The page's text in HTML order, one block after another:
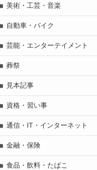
美術・工芸・音楽
自動車・バイク
芸能・エンターテイメント
葬祭
見本記事
資格・習い事
通信・IT・インターネット
金融・保険
食品・飲料・たばこ